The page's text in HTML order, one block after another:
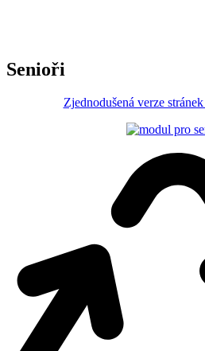
Senioři
Zjednodušená verze